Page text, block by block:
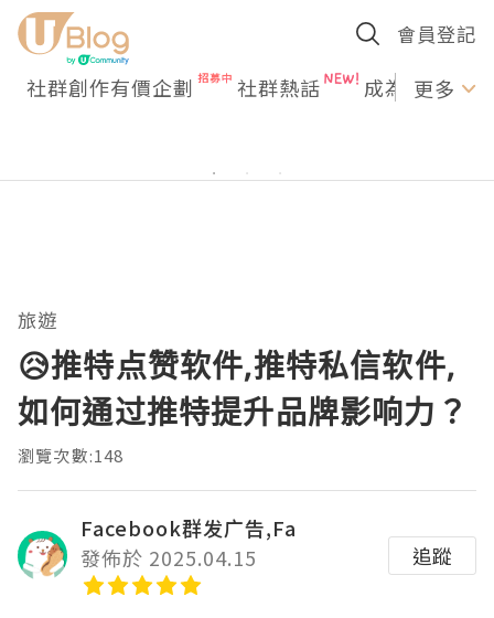
會員登記
社群創作有價企劃 社群熱話 成為U更多
旅遊
😥推特点赞软件,推特私信软件,
如何通过推特提升品牌影响力？
瀏覽次數:148
Facebook群发广告,Fa
發佈於 2025.04.15
追蹤